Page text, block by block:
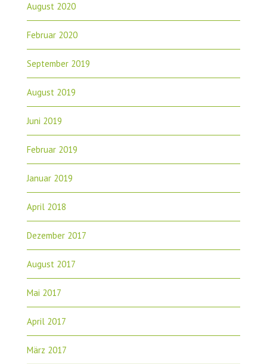
August 2020
Februar 2020
September 2019
August 2019
Juni 2019
Februar 2019
Januar 2019
April 2018
Dezember 2017
August 2017
Mai 2017
April 2017
März 2017